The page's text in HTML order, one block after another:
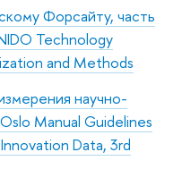
Форсайту, часть
Technology
and Methods
научно-
Oslo Manual Guidelines
Data, 3rd